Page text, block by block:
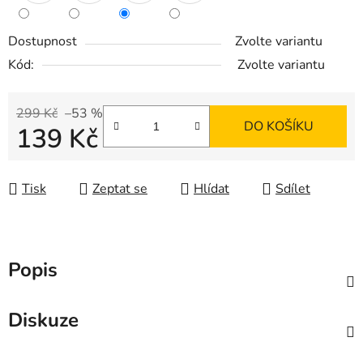
Dostupnost
Zvolte variantu
Kód:
Zvolte variantu
299 Kč –53 %
139 Kč DO KOŠÍKU
Tisk Zeptat se Hlídat Sdílet
Popis
Diskuze